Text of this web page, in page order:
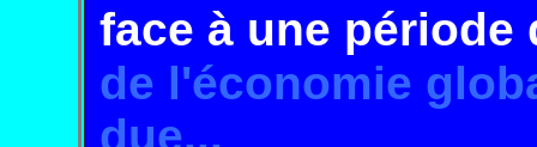
face à une période
de l'économie
due...